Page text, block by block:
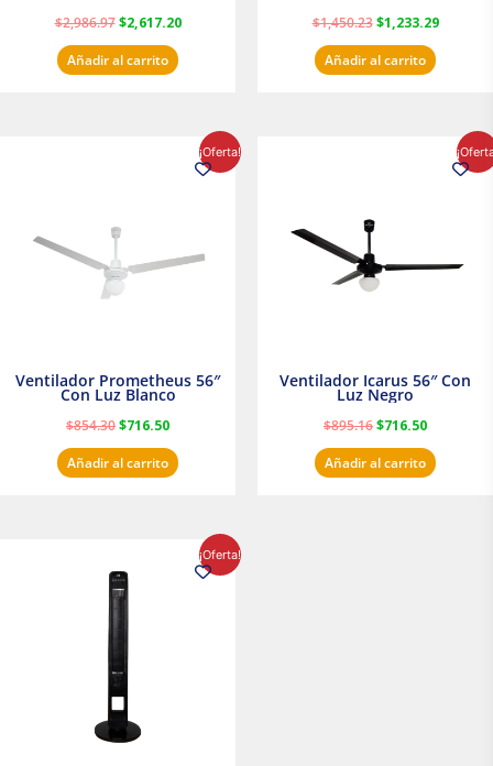
$2,986.97 $2,617.20
Añadir al carrito
$1,450.23 $1,233.29
Añadir al carrito
¡Oferta!
Ventilador Prometheus 56″
Con Luz Blanco
$854.30$716.50
precio
actual
Añadir al carrito
Ventilador Icarus 56″ Con
Luz Negro
$895.16$716.50
precio
actual
Añadir al carrito
¡Oferta!
original
era:
precio
actual